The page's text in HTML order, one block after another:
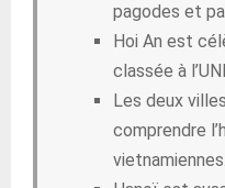
pagodes et
Hoi An est
classée à
Les deux
comprendre
vietnamiennes.